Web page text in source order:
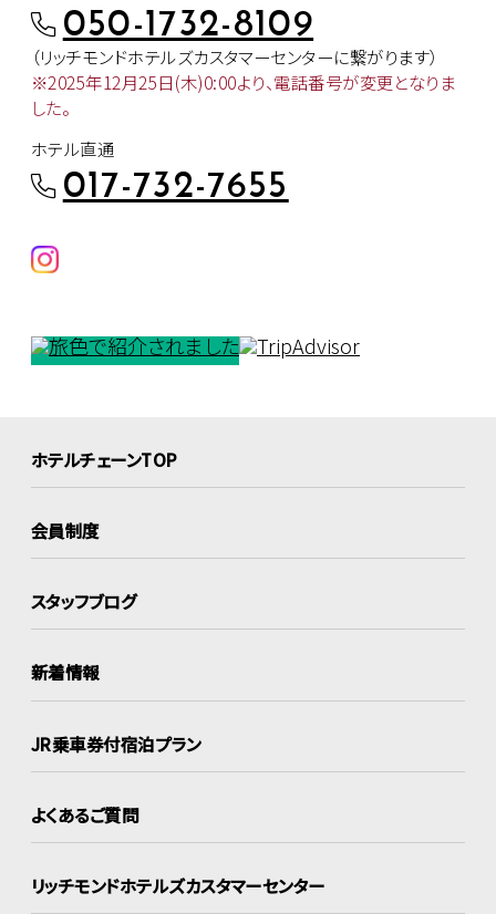
050-1732-8109
（リッチモンドホテルズカスタマーセンターに繋がります）
※2025年12月25日(木)0:00より、電話番号が変更となりま
した。
ホテル直通
017-732-7655
ホテルチェーンTOP
会員制度
スタッフブログ
新着情報
JR乗車券付宿泊プラン
よくあるご質問
リッチモンドホテルズカスタマーセンター